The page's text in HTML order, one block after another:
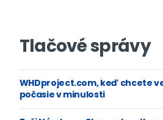
Tlačové správy
WHDproject.com, keď chcete
počasie v minulosti